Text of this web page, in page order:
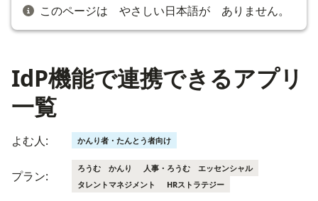
このページは やさしい日本語が ありません。
IdP機能で連携できるアプリ
一覧
よむ人: かんり者・たんとう者向け
プラン:
ろうむ かんり
人事・ろうむ エッセンシャル
タレントマネジメント
HRストラテジー